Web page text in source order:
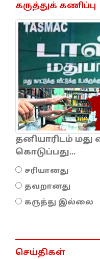
கருத்துக் கணிப்பு
தனியாரிடம்
கொடுப்பது...
சரியானது
தவறானது
கருத்து இல்லை
செய்திகள்